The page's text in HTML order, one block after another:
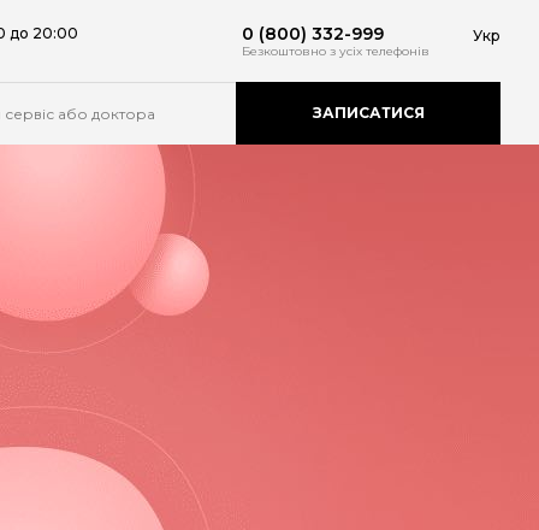
до 20:00 0 (800) 332-999
Безкоштовно з усіх телефонів
Укр
ЗАПИСАТИСЯ